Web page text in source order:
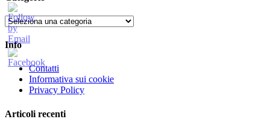
Categorie
Info
Contatti
Informativa sui cookie
Privacy Policy
Articoli recenti